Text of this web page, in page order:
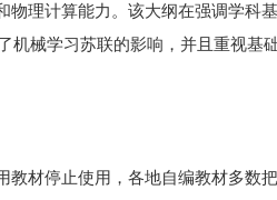
理计算能力。该大纲在强调学
械学习苏联的影响，并且重视基
材停止使用，各地自编教材多数